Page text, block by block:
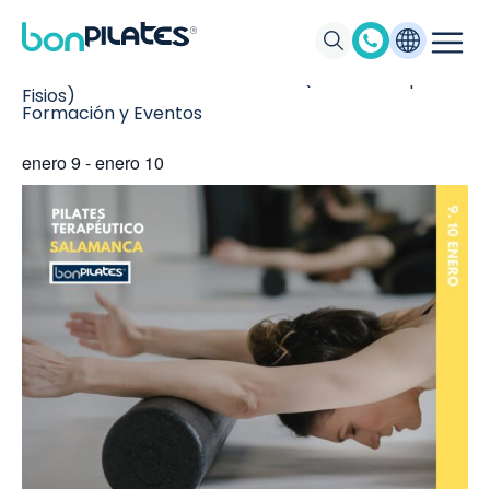
Fisios)
Formación y Eventos
enero 9 -enero 10